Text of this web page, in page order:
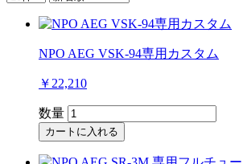
NPO AEG VSK-94専用カスタム
￥22,210
数量
カートに入れる